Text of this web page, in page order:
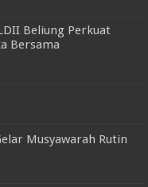
Beliung Perkuat
Bersama
Musyawarah Rutin